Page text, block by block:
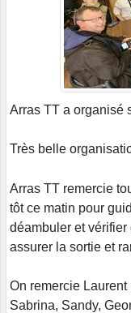
Arras TT a organisé
Très belle
Arras TT remercie
tôt ce matin pour
déambuler et
assurer la sortie et
On remercie
Sabrina, Sandy,